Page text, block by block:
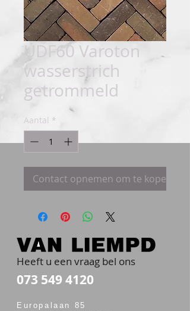
UDF60 Varoton
wasserstrich
getrommeld
Aantal *
Contact opnemen om te kopen
Heeft u een vraag bel ons
073 549 4120
Europalaan 85